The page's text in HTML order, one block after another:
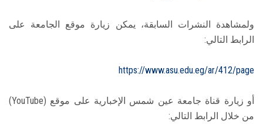
ولمشاهدة النشرات السابقة، يمكن زيارة موقع الجامعة على
الرابط التالي:
https://www.asu.edu.eg/ar/412/page
أو زيارة قناة جامعة عين شمس الإخبارية على موقع (YouTube)
من خلال الرابط التالي: